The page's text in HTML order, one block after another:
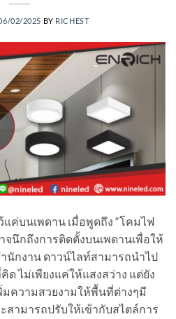
02/2025 BY RICHEST
แค่บนเพดาน เมื่อพูดถึง “โคมไฟ
จนึกถึงการติดตั้งบนเพดานเพื่อให้
นักงาน ดาวน์ไลท์สามารถนำไป
ไม่เพียงแค่ให้แสงสว่าง แต่ยัง
มความสวยงามให้พื้นที่ต่างๆมี
สามารถปรับให้เข้ากับสไตล์การ